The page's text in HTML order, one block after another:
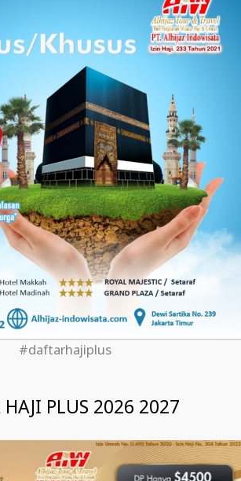
#daftarhajiplus
HAJI PLUS 2026 2027